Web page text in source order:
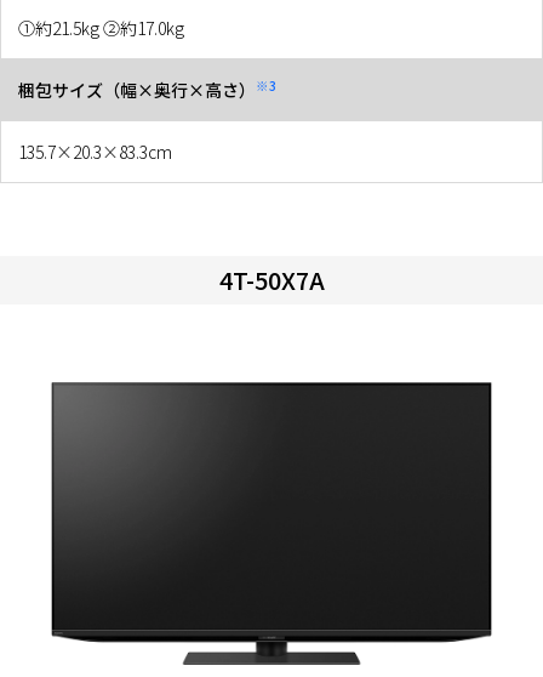
①約21.5kg ②約17.0kg
梱包サイズ（幅×奥行×高さ） ※3
135.7×20.3×83.3cm
4T-50X7A